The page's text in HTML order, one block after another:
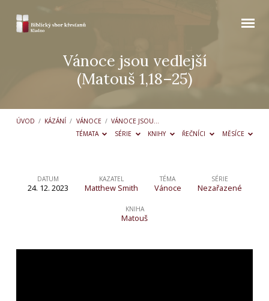
Vánoce jsou vedlejší
(Matouš 1,18–25)
ÚVOD / KÁZÁNÍ / VÁNOCE / VÁNOCE JSOU…
TÉMATA
SÉRIE KNIHY ŘEČNÍCI MĚSÍCE
Vánoce
(Matouš
DATUM
24. 12. 2023
KAZATEL
Matthew Smith
TÉMA
Vánoce
SÉRIE
Nezařazené
KNIHA
Matouš